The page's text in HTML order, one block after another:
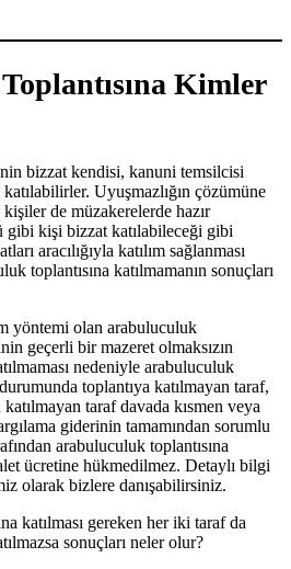
Kimler
bizzat kendisi, kanuni temsilcisi
katılabilirler. Uyuşmazlığın çözümüne
de müzakerelerde hazır
kişi bizzat katılabileceği gibi
aracılığıyla katılım sağlanması
toplantısına katılmamanın sonuçları
yöntemi olan arabuluculuk
geçerli bir mazeret olmaksızın
nedeniyle arabuluculuk
toplantıya katılmayan taraf,
taraf davada kısmen veya
giderinin tamamından sorumlu
arabuluculuk toplantısına
ücretine hükmedilmez. Detaylı bilgi
olarak bizlere danışabilirsiniz.
katılması gereken her iki taraf da
sonuçları neler olur?